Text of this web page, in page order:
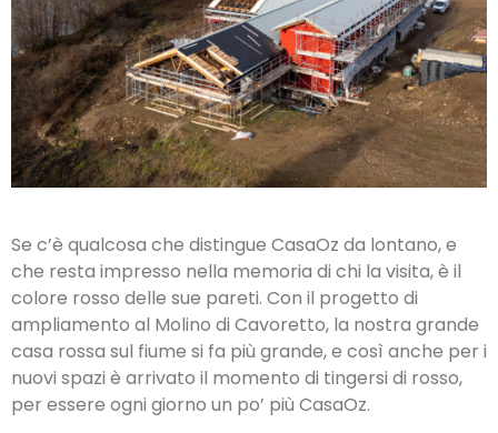
Se c’è qualcosa che distingue CasaOz da lontano, e
che resta impresso nella memoria di chi la visita, è il
colore rosso delle sue pareti. Con il progetto di
ampliamento al Molino di Cavoretto, la nostra grande
casa rossa sul fiume si fa più grande, e così anche per i
nuovi spazi è arrivato il momento di tingersi di rosso,
per essere ogni giorno un po’ più CasaOz.